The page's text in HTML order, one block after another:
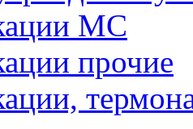
МС
прочие